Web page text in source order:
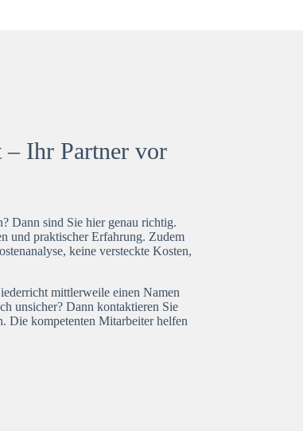
– Ihr Partner vor
Dann sind Sie hier genau richtig.
und praktischer Erfahrung. Zudem
keine versteckte Kosten,
mittlerweile einen Namen
unsicher? Dann kontaktieren Sie
Die kompetenten Mitarbeiter helfen